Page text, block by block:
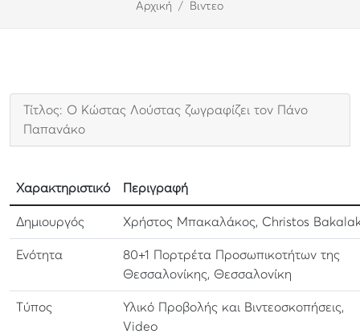
Αρχική Βιντεο
Τίτλος: Ο Κώστας Λούστας ζωγραφίζει τον Πάνο
Παπανάκο
Χαρακτηριστικό Περιγραφή
Δημιουργός Χρήστος Μπακαλάκος, Christos
Ενότητα
80+1 Πορτρέτα Προσωπικοτήτων της
Θεσσαλονίκης, Θεσσαλονίκη
Τύπος
Υλικό Προβολής και Βιντεοσκοπήσεις,
Video